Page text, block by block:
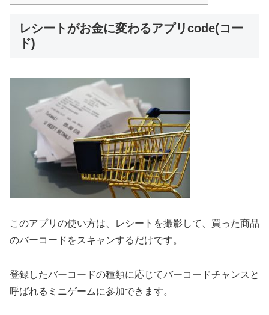
レシートがお金に変わるアプリcode(コー
ド)
このアプリの使い方は、レシートを撮影して、買った商品
のバーコードをスキャンするだけです。
登録したバーコードの種類に応じてバーコードチャンスと
呼ばれるミニゲームに参加できます。